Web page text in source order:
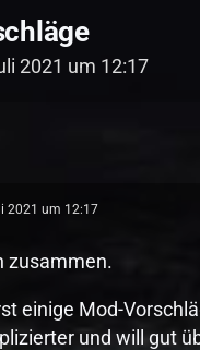
2021 um 12:17
2021 um 12:17
zusammen.
einige Mod-
und will gut